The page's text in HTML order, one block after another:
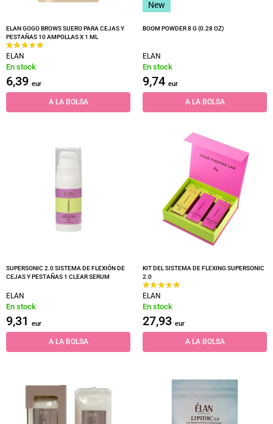
ELAN GOGO BROWS SUERO PARA CEJAS Y
PESTAÑAS 10 AMPOLLAS X 1 ML
ELAN
En stock
6,39 eur
A LA BOLSA
New
BOOM POWDER 8 G (0.28 OZ)
ELAN
En stock
9,74 eur
A LA BOLSA
SUPERSONIC 2.0 SISTEMA DE FLEXIÓN DE
CEJAS Y PESTAÑAS 1 CLEAR SERUM
ELAN
En stock
9,31 eur
A LA BOLSA
KIT DEL SISTEMA DE FLEXING SUPERSONIC
2.0
ELAN
En stock
27,93 eur
A LA BOLSA